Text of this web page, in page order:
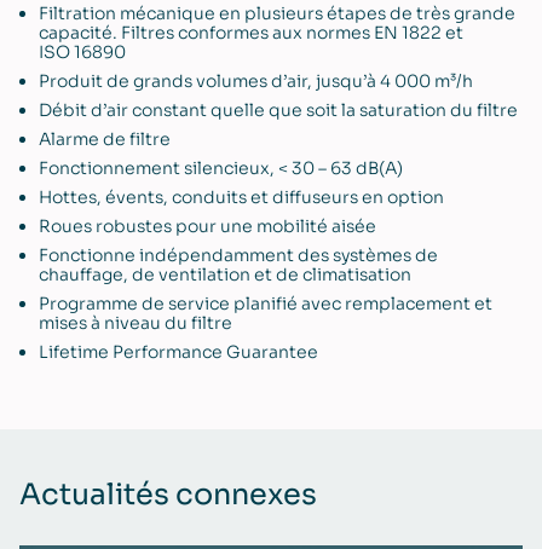
Filtration mécanique en plusieurs étapes de très grande
capacité. Filtres conformes aux normes EN 1822 et
ISO 16890
Produit de grands volumes d’air, jusqu’à 4 000 m³/h
Débit d’air constant quelle que soit la saturation du filtre
Alarme de filtre
Fonctionnement silencieux, < 30 – 63 dB(A)
Hottes, évents, conduits et diffuseurs en option
Roues robustes pour une mobilité aisée
Fonctionne indépendamment des systèmes de
chauffage, de ventilation et de climatisation
Programme de service planifié avec remplacement et
mises à niveau du filtre
Lifetime Performance Guarantee
Actualités connexes